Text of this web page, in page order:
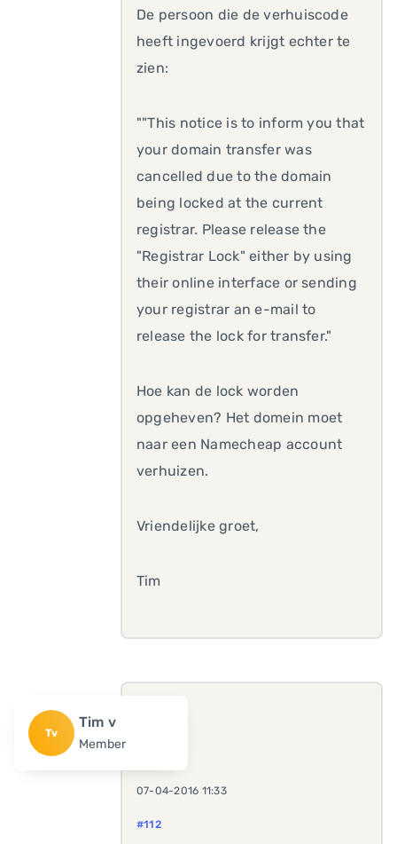
De persoon die de verhuiscode
heeft ingevoerd krijgt echter te
zien:
""This notice is to inform you that
your domain transfer was
cancelled due to the domain
being locked at the current
registrar. Please release the
"Registrar Lock" either by using
their online interface or sending
your registrar an e-mail to
release the lock for transfer."
Hoe kan de lock worden
opgeheven? Het domein moet
naar een Namecheap account
verhuizen.
Vriendelijke groet,
Tim
Tv
Tim v
Member
07-04-2016 11:33
#112